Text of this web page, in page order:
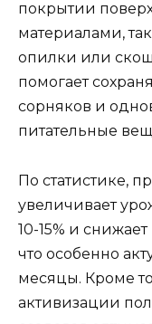
покрытии
материалами,
опилки или
помогает
сорняков и
питательные
По статистике,
увеличивает
10-15% и
что особенно
месяцы. Кроме
активизации